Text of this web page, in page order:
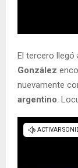
El tercero llegó
González
nuevamente
argentino.